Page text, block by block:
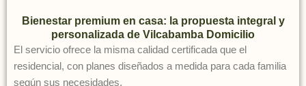
Bienestar premium en casa: la propuesta integral y
personalizada de Vilcabamba Domicilio
El servicio ofrece la misma calidad certificada que el
residencial, con planes diseñados a medida para cada familia
según sus necesidades.